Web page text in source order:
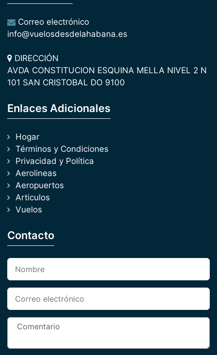
Correo electrónico
info@vuelosdesdelahabana.es
DIRECCIÓN
AVDA CONSTITUCION ESQUINA MELLA NIVEL 2 N
101 SAN CRISTOBAL DO 9100
Enlaces Adicionales
Hogar
Términos y Condiciones
Privacidad y Política
Aerolineas
Aeropuertos
Articulos
Vuelos
Contacto